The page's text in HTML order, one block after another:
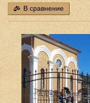
В сравнение